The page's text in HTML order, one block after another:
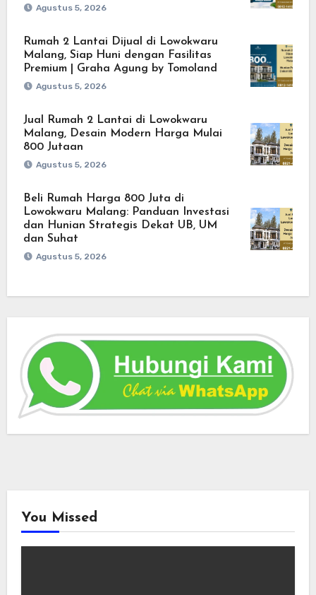
Agustus 5, 2026
Rumah 2 Lantai Dijual di Lowokwaru
Malang, Siap Huni dengan Fasilitas
Premium | Graha Agung by Tomoland
Agustus 5, 2026
Jual Rumah 2 Lantai di Lowokwaru
Malang, Desain Modern Harga Mulai
800 Jutaan
Agustus 5, 2026
Beli Rumah Harga 800 Juta di
Lowokwaru Malang: Panduan Investasi
dan Hunian Strategis Dekat UB, UM
dan Suhat
Agustus 5, 2026
You Missed